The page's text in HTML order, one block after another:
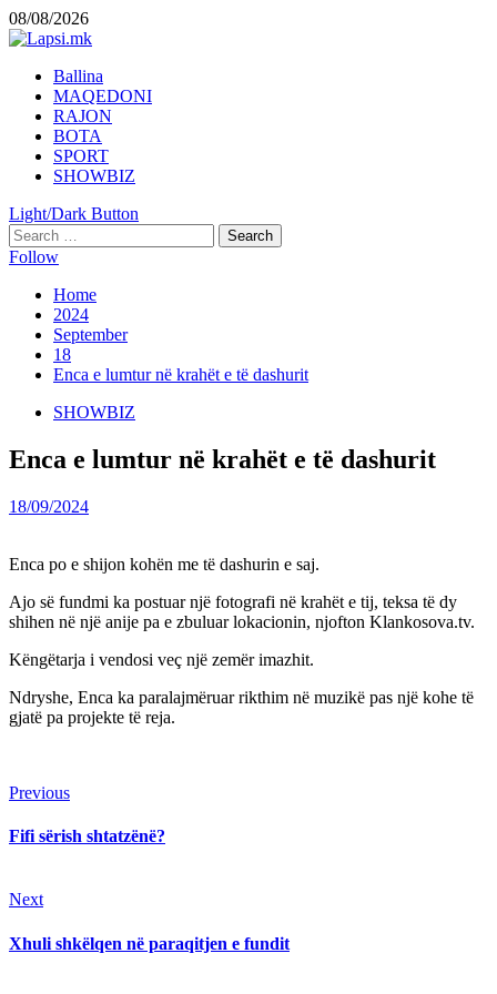
Skip
to
08/08/2026
Primary
Menu
Ballina
MAQEDONI
RAJON
BOTA
SPORT
SHOWBIZ
Light/Dark Button
Search
for:
Follow
Home
2024
September
18
Enca e lumtur në krahët e të dashurit
SHOWBIZ
Enca e lumtur në krahët e të dashurit
18/09/2024
Enca po e shijon kohën me të dashurin e saj.
Ajo së fundmi ka postuar një fotografi në krahët e tij, teksa të dy
shihen në një anije pa e zbuluar lokacionin, njofton Klankosova.tv.
Këngëtarja i vendosi veç një zemër imazhit.
Ndryshe, Enca ka paralajmëruar rikthim në muzikë pas një kohe të
gjatë pa projekte të reja.
Continue
Reading
PreviousPrevious
Fifi sërish shtatzënë?
NextNext
Xhuli shkëlqen në paraqitjen e fundit